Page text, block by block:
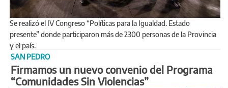
Se realizó el IV Congreso “Políticas para la Igualdad. Estado
presente” donde participaron más de 2300 personas de la Provincia
y el país.
SAN PEDRO
Firmamos un nuevo convenio del Programa
“Comunidades Sin Violencias”